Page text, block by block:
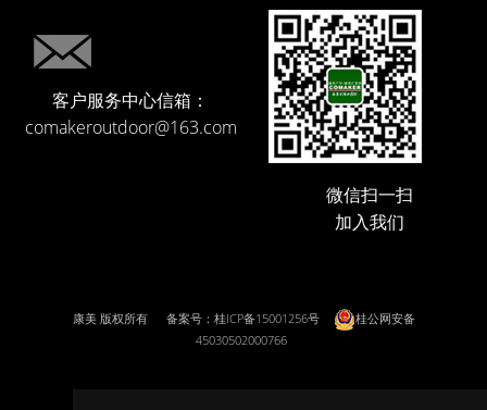
客户服务中心信箱：
comakeroutdoor@163.com
微信扫一扫
加入我们
康美 版权所有 备案号：桂ICP备15001256号
桂公网安备
45030502000766